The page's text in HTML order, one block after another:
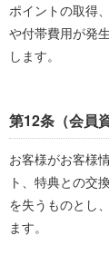
ポイントの取得
や付帯費用が発
します。
第12条（会員
お客様がお客様
ト、特典との交
を失うものとし
ます。